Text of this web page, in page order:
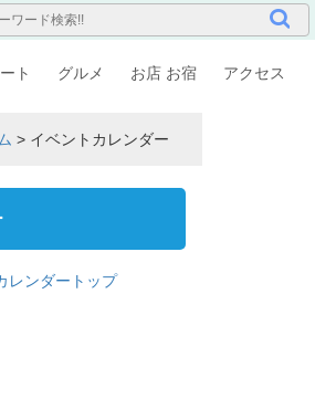
ト グルメ お店 お宿 アクセス
> イベントカレンダー
レンダートップ